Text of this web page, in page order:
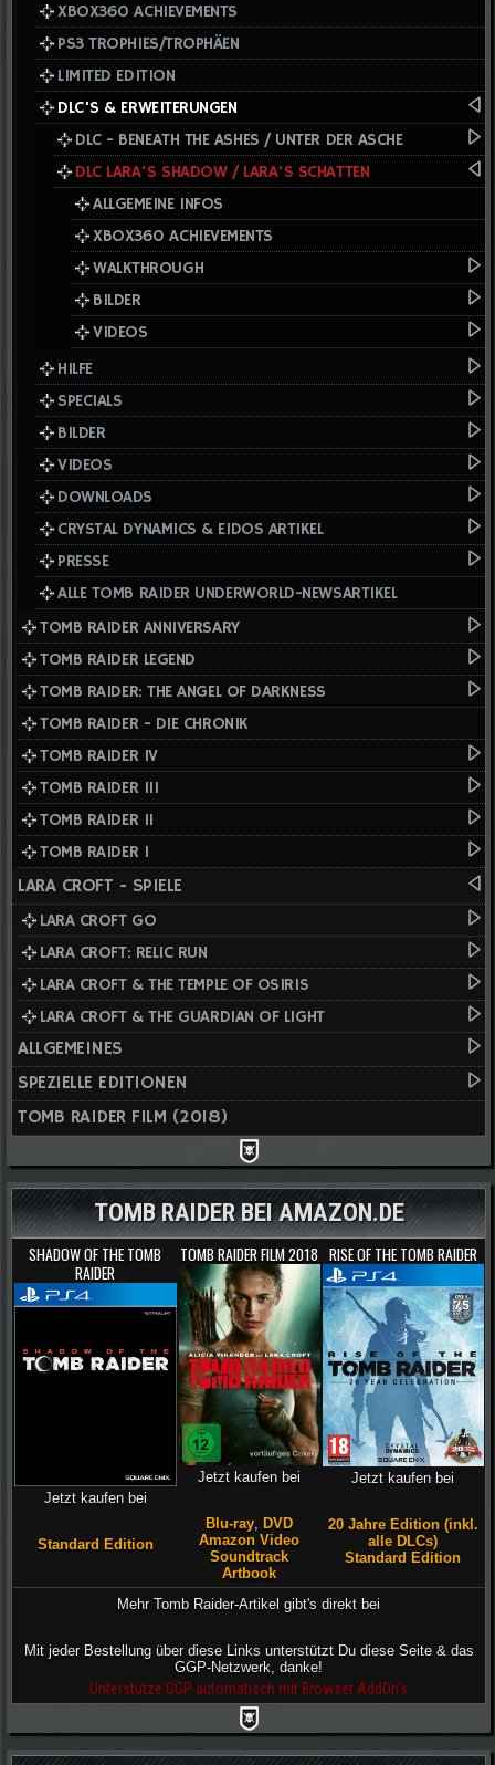
XBOX360 ACHIEVEMENTS
PS3 TROPHIES/TROPHÄEN
LIMITED EDITION
DLC'S & ERWEITERUNGEN
DLC - BENEATH THE ASHES / UNTER DER ASCHE
DLC LARA'S SHADOW / LARA'S SCHATTEN
ALLGEMEINE INFOS
XBOX360 ACHIEVEMENTS
WALKTHROUGH
BILDER
VIDEOS
HILFE
SPECIALS
BILDER
VIDEOS
DOWNLOADS
CRYSTAL DYNAMICS & EIDOS ARTIKEL
PRESSE
ALLE TOMB RAIDER UNDERWORLD-NEWSARTIKEL
TOMB RAIDER ANNIVERSARY
TOMB RAIDER LEGEND
TOMB RAIDER: THE ANGEL OF DARKNESS
TOMB RAIDER - DIE CHRONIK
TOMB RAIDER IV
TOMB RAIDER III
TOMB RAIDER II
TOMB RAIDER I
LARA CROFT - SPIELE
LARA CROFT GO
LARA CROFT: RELIC RUN
LARA CROFT & THE TEMPLE OF OSIRIS
LARA CROFT & THE GUARDIAN OF LIGHT
ALLGEMEINES
SPEZIELLE EDITIONEN
TOMB RAIDER FILM (2018)
TOMB RAIDER BEI AMAZON.DE
SHADOW OF THE TOMB
RAIDER
Jetzt kaufen bei
Standard Edition
TOMB RAIDER FILM 2018
Jetzt kaufen bei
Blu-ray
DVD
Amazon Video
Soundtrack
Artbook
RISE OF THE TOMB RAIDER
Jetzt kaufen bei
20 Jahre Edition (inkl.
alle DLCs)
Standard Edition
Mehr Tomb Raider-Artikel gibt's direkt bei
Mit jeder Bestellung über diese Links unterstützt Du diese Seite & das
GGP-Netzwerk, danke!
Unterstütze GGP automatisch mit Browser AddOn's